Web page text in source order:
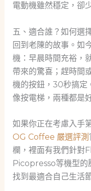
電動機雖然穩定，卻
五、適合誰？如何選
回到老陳的故事。如
機：早晨時間充裕，
帶來的驚喜；趕時間
機的按鈕，30秒搞定
像按電梯，兩種都是
如果你正在考慮入手
OG Coffee 嚴選評測
欄，裡面有我們針
Picopresso等機型的
找到最適合自己生活